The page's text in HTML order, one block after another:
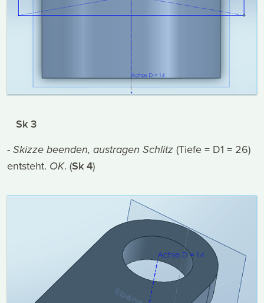
Sk 3
- Skizze beenden, austragen Schlitz (Tiefe = D1 = 26)
entsteht. OK. (Sk 4)